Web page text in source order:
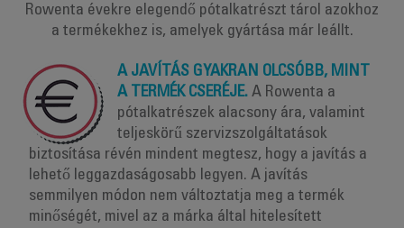
Rowenta évekre elegendő pótalkatrészt tárol azokhoz
a termékekhez is, amelyek gyártása már leállt.
A JAVÍTÁS GYAKRAN OLCSÓBB, MINT
A TERMÉK CSERÉJE. A Rowenta a
pótalkatrészek alacsony ára, valamint
teljeskörű szervizszolgáltatások
biztosítása révén mindent megtesz, hogy a javítás a
lehető leggazdaságosabb legyen. A javítás
semmilyen módon nem változtatja meg a termék
minőségét, mivel az a márka által hitelesített